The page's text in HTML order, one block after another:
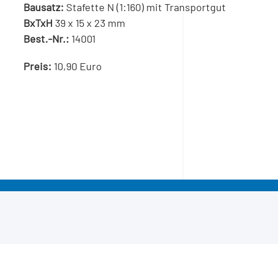
Bausatz: Stafette N (1:160) mit Transportgut
BxTxH 39 x 15 x 23 mm
Best.-Nr.: 14001
Preis: 10,90 Euro